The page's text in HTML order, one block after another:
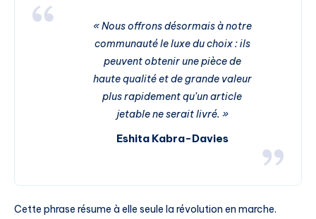
« Nous offrons désormais à notre
communauté le luxe du choix : ils
peuvent obtenir une pièce de
haute qualité et de grande valeur
plus rapidement qu’un article
jetable ne serait livré. »
Eshita Kabra-Davies
Cette phrase résume à elle seule la révolution en marche.